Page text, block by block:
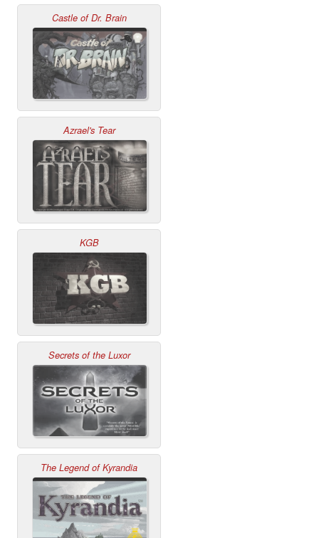
Castle of Dr. Brain
Azrael's Tear
KGB
Secrets of the Luxor
The Legend of Kyrandia